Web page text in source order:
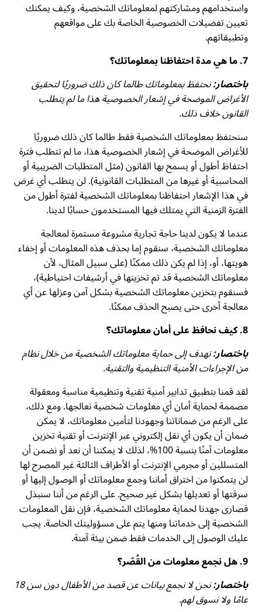
واستخدامهم ومشاركتهم لمعلوماتك الشخصية، وكيف يمكنك
تعيين تفضيلات الخصوصية الخاصة بك على مواقعهم
وتطبيقاتهم.
7. ما هي مدة احتفاظنا بمعلوماتك؟
باختصار:نحتفظ بمعلوماتك طالما كان ذلك ضروريًا لتحقيق
الأغراض الموضحة في إشعار الخصوصية هذا ما لم يتطلب
القانون خلاف ذلك.
سنحتفظ بمعلوماتك الشخصية فقط طالما كان ذلك ضروريًا
للأغراض الموضحة في إشعار الخصوصية هذا، ما لم تتطلب فترة
احتفاظ أطول أو يسمح بها القانون (مثل المتطلبات الضريبية أو
المحاسبية أو غيرها من المتطلبات القانونية). لن يتطلب أي غرض
في هذا الإشعار احتفاظنا بمعلوماتك الشخصية لفترة أطول من
الفترة الزمنية التي يمتلك فيها المستخدمون حسابًا لدينا.
عندما لا يكون لدينا حاجة تجارية مشروعة مستمرة لمعالجة
معلوماتك الشخصية، سنقوم إما بحذف هذه المعلومات أو إخفاء
هويتها، أو، إذا لم يكن ذلك ممكنًا (على سبيل المثال، لأن
معلوماتك الشخصية قد تم تخزينها في أرشيفات احتياطية)،
فسنقوم بتخزين معلوماتك الشخصية بشكل آمن وعزلها عن أي
معالجة أخرى حتى يصبح الحذف ممكنًا.
8. كيف نحافظ على أمان معلوماتك؟
باختصار:نهدف إلى حماية معلوماتك الشخصية من خلال نظام
من الإجراءات الأمنية التنظيمية والتقنية.
لقد قمنا بتطبيق تدابير أمنية تقنية وتنظيمية مناسبة ومعقولة
مصممة لحماية أمان أي معلومات شخصية نعالجها. ومع ذلك،
على الرغم من ضماناتنا وجهودنا لتأمين معلوماتك، لا يمكن
ضمان أن يكون أي نقل إلكتروني عبر الإنترنت أو تقنية تخزين
معلومات آمنًا بنسبة 100%، لذلك لا يمكننا أن نعد أو نضمن أن
المتسللين أو مجرمي الإنترنت أو الأطراف الثالثة غير المصرح لها
لن يتمكنوا من اختراق أماننا وجمع معلوماتك أو الوصول إليها أو
سرقتها أو تعديلها بشكل غير صحيح. على الرغم من أننا سنبذل
قصارى جهدنا لحماية معلوماتك الشخصية، فإن نقل المعلومات
الشخصية إلى خدماتنا ومنها يتم على مسؤوليتك الخاصة. يجب
عليك الوصول إلى الخدمات فقط ضمن بيئة آمنة.
9. هل نجمع معلومات من القُصّر؟
باختصار:
نحن لا نجمع بيانات عن قصد من الأطفال دون سن 18
عامًا ولا نسوق لهم.